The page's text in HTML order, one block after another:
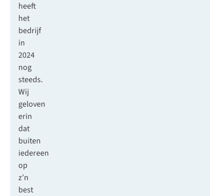
heeft
het
bedrijf
in
2024
nog
steeds.
Wij
geloven
erin
dat
buiten
iedereen
op
z’n
best